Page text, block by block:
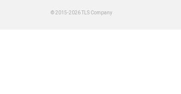
© 2015-2026 TLS Company